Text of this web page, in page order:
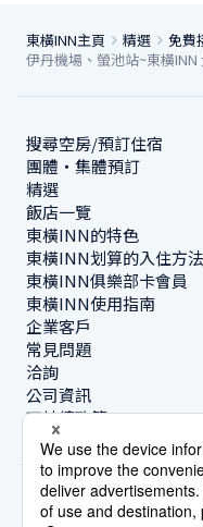
東橫INN主頁 精選
免費
伊丹機場、螢池站~東橫
搜尋空房/預訂住宿
團體・集體預訂
精選
飯店一覽
東橫INN的特色
東橫INN划算的入住方法
東橫INN俱樂部卡會員
東橫INN使用指南
企業客戶
常見問題
洽詢
公司資訊
可持續政策